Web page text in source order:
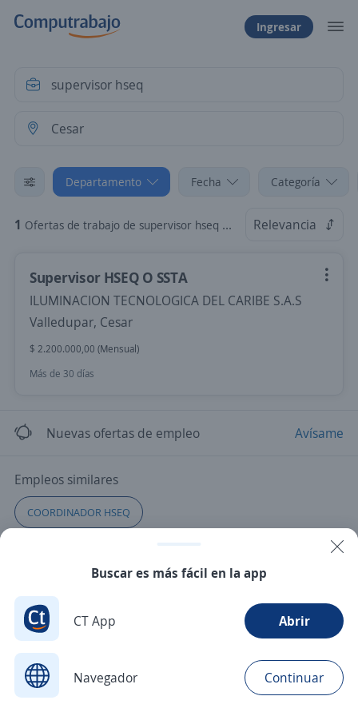
Ingresar
Departamento Fecha Categoría
1 Ofertas de trabajo de supervisor hseq en Cesar Relevancia
Supervisor HSEQ O SSTA
ILUMINACION TECNOLOGICA DEL CARIBE S.A.S
Valledupar, Cesar
$ 2.200.000,00 (Mensual)
Más de 30 días
Nuevas ofertas de empleo Avísame
Empleos similares
COORDINADOR HSEQ
Buscar es más fácil en la app
CT App Abrir
Navegador Continuar